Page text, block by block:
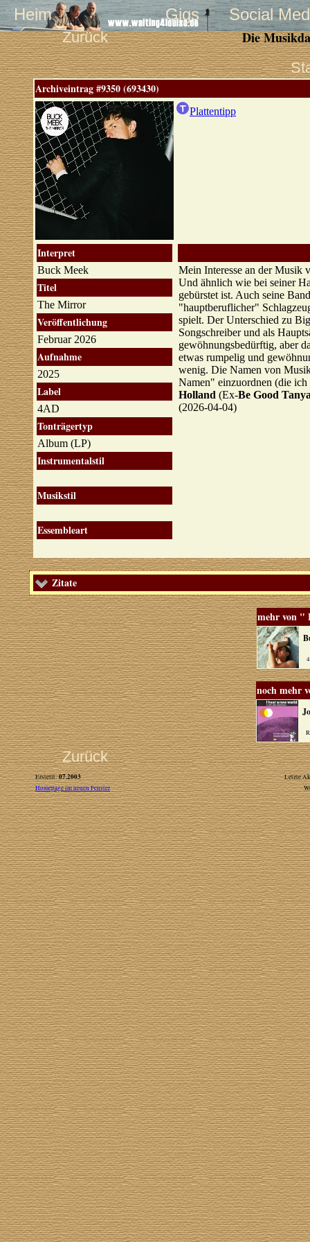
Heim Gigs Social
Zurück Die
Archiveintrag #9350 (693430)
Plattentipp
Interpret
Buck Meek
Titel
The Mirror
Veröffentlichung
Februar 2026
Aufnahme
2025
Label
4AD
Tonträgertyp
Album (LP)
Instrumentalstil
Musikstil
Essembleart
Mein Interesse an der Musik
Und ähnlich wie bei seiner
gebürstet ist. Auch seine
"hauptberuflicher"
spielt. Der Unterschied zu
Songschreiber und als
gewöhnungsbedürftig, aber
etwas rumpelig und
wenig. Die Namen von
Namen" einzuordnen (die
Holland (Ex-Be Good
(2026-04-04)
Zitate
mehr von "
noch mehr
Zurück
Erstellt:07.2003
Letzte
Homepage im neuen Fenster